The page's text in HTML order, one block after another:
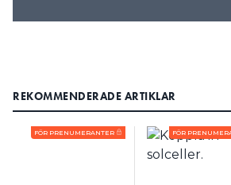
REKOMMENDERADE ARTIKLAR
FÖR PRENUMERANTER FÖR